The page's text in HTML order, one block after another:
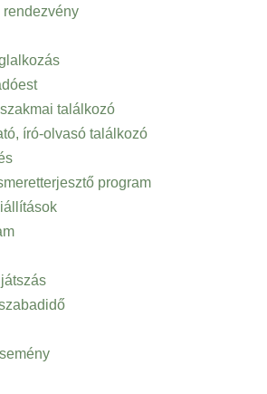
találkozó
író-olvasó találkozó
program